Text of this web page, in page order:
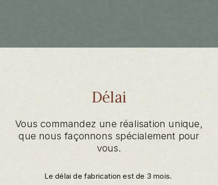
Délai
Vous commandez une réalisation unique,
que nous façonnons spécialement pour
vous.
Le délai de fabrication est de 3 mois.